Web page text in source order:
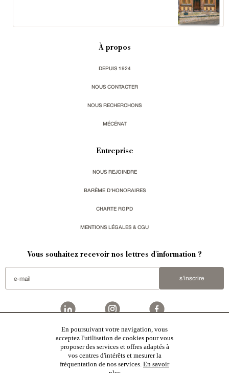
À propos
DEPUIS 1924
NOUS CONTACTER
NOUS RECHERCHONS
MÉCÉNAT
Entreprise
NOUS REJOINDRE
BARÈME D'HONORAIRES
CHARTE RGPD
MENTIONS LÉGALES & CGU
Vous souhaitez recevoir nos lettres d'information ?
s'inscrire
est une agence immobilière basée à Paris, ayant créé un réseau national spécialisé
dans la vente de bâtiments de caractère. Vente de
manoirs
maisons en ville,appartements ,Architecture du 20ème S.,monuments historiques
moulins,mas & corps de ferme,maisons de village
propriétés équestres,forêts et terres agricoles,biens avec vue sur mer
En poursuivant votre navigation, vous
acceptez l'utilisation de cookies pour vous
proposer des services et offres adaptés à
vos centres d'intérêts et mesurer la
fréquentation de nos services. En savoir